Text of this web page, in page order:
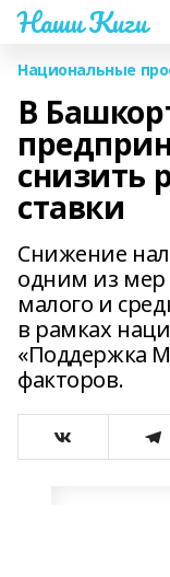
Наши Киги
Национальные
В
снизить
ставки
Снижение
одним из мер
малого и
в рамках
«Поддержка
факторов.